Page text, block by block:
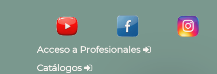
Acceso a Profesionales
Catálogos